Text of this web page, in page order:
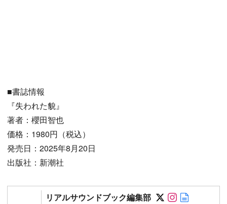
■書誌情報
『失われた貌』
著者：櫻田智也
価格：1980円（税込）
発売日：2025年8月20日
出版社：新潮社
リアルサウンドブック編集部 Follow on
Follow on